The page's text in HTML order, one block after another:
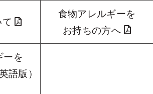
食物アレルギーを
お持ちの方へ
ーを
語版）